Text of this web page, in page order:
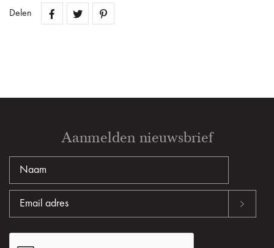
Delen
Aanmelden nieuwsbrief